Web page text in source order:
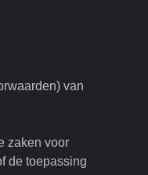
van
zaken voor
de toepassing